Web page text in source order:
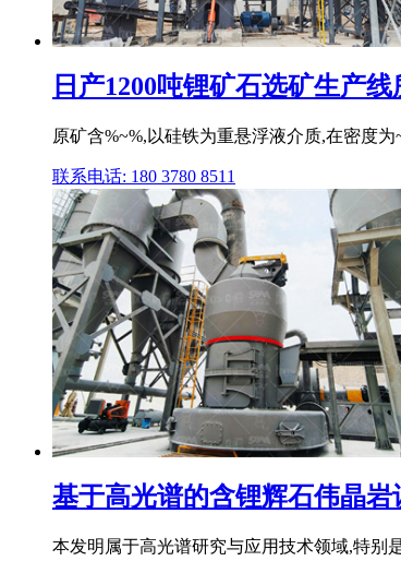
日产1200吨锂矿石选矿生产
原矿含%~%,以硅铁为重悬浮液介质,在密度
联系电话: 180 3780 8511
基于高光谱的含锂辉石伟晶
本发明属于高光谱研究与应用技术领域,特别